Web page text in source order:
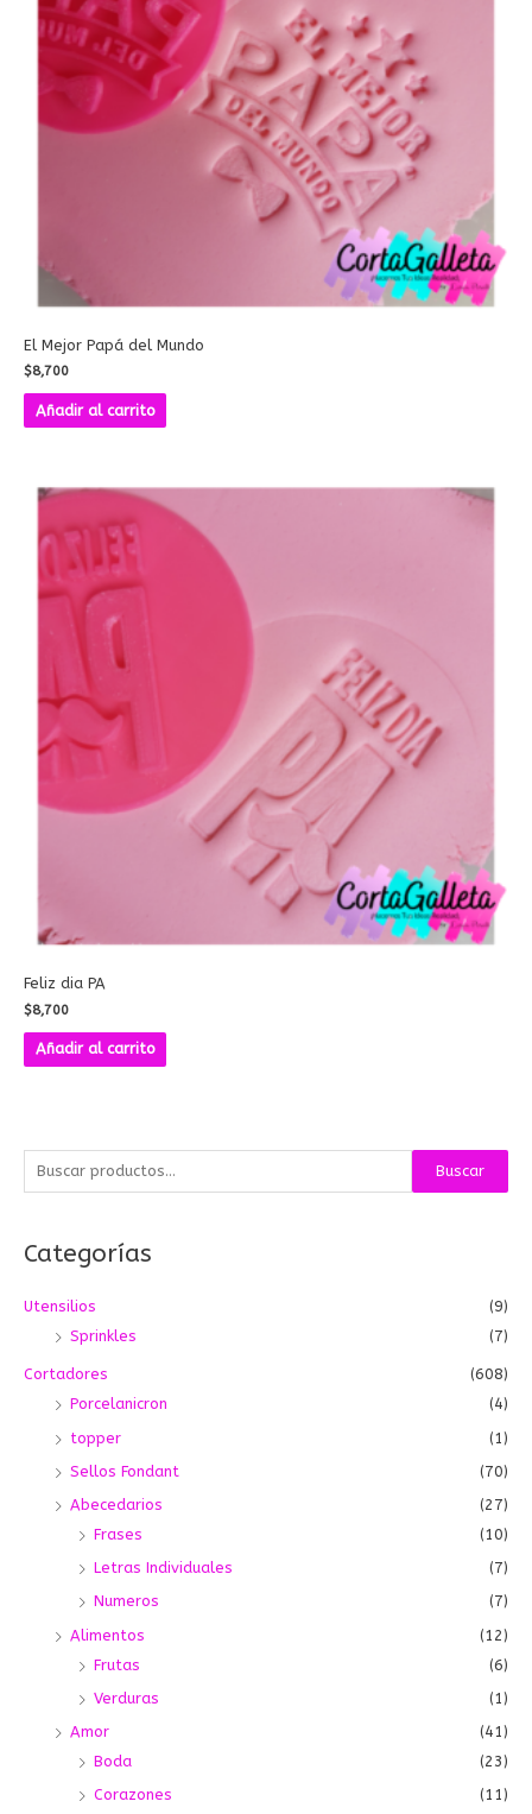
u
c
r
o
Buscar
Categorías
Utensilios
(9)
Sprinkles
(7)
Cortadores
(608)
Porcelanicron
(4)
topper
(1)
Sellos Fondant
(70)
Abecedarios
(27)
Frases
(10)
Letras Individuales
(7)
Numeros
(7)
Alimentos
(12)
Frutas
(6)
Verduras
(1)
Amor
(41)
Boda
(23)
Corazones
(11)
El Mejor Papá del Mundo
$8,700
Añadir al carrito
Feliz dia PA
$8,700
Añadir al carrito